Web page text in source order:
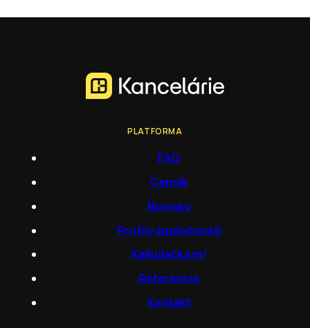
PLATFORMA
FAQ
Cenník
Novinky
Profily spoločností
Kalkulačka m²
Referencie
Kontakt